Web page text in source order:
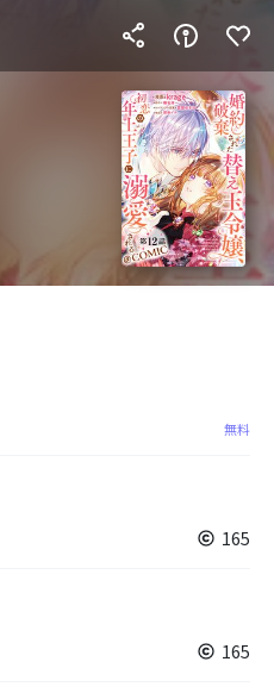
無料
165
165